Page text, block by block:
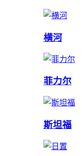
横河
菲力尔
斯坦福